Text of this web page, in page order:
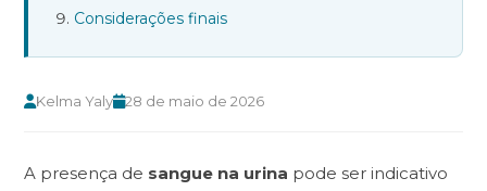
(19) 3475-8090
Considerações finais
Kelma Yaly 28 de maio de 2026
A presença de sangue na urina pode ser indicativo